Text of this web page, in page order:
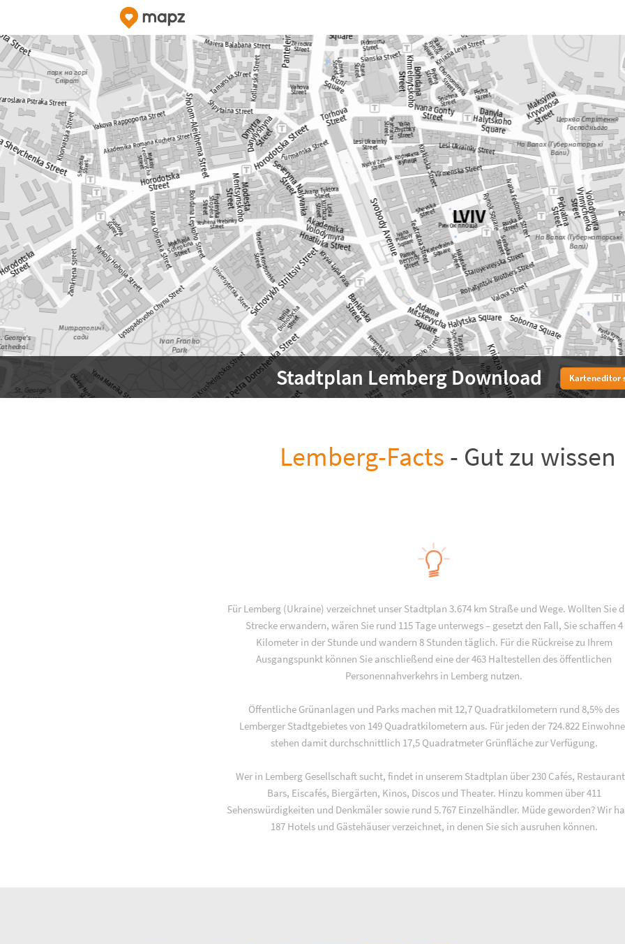
Stadtplan Lemberg Download Karteneditor
Lemberg-Facts - Gut zu wissen
Für Lemberg (Ukraine) verzeichnet unser Stadtplan 3.674 km Straße und Wege. Wollten Sie
Strecke erwandern, wären Sie rund 115 Tage unterwegs – gesetzt den Fall, Sie schaffen 4
Kilometer in der Stunde und wandern 8 Stunden täglich. Für die Rückreise zu Ihrem
Ausgangspunkt können Sie anschließend eine der 463 Haltestellen des öffentlichen
Personennahverkehrs in Lemberg nutzen.
Öffentliche Grünanlagen und Parks machen mit 12,7 Quadratkilometern rund 8,5% des
Lemberger Stadtgebietes von 149 Quadratkilometern aus. Für jeden der 724.822
stehen damit durchschnittlich 17,5 Quadratmeter Grünfläche zur Verfügung.
Wer in Lemberg Gesellschaft sucht, findet in unserem Stadtplan über 230 Cafés,
Bars, Eiscafés, Biergärten, Kinos, Discos und Theater. Hinzu kommen über 411
Sehenswürdigkeiten und Denkmäler sowie rund 5.767 Einzelhändler. Müde geworden? Wir
187 Hotels und Gästehäuser verzeichnet, in denen Sie sich ausruhen können.